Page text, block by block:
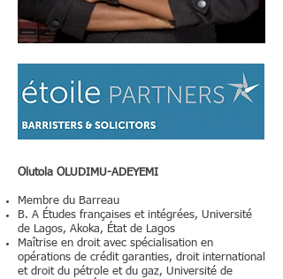
Olutola OLUDIMU-ADEYEMI
Membre du Barreau
B. A Études françaises et intégrées, Université
de Lagos, Akoka, État de Lagos
Maîtrise en droit avec spécialisation en
opérations de crédit garanties, droit international
et droit du pétrole et du gaz, Université de